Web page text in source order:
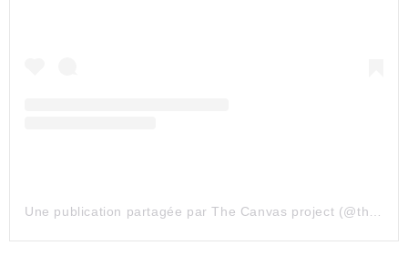
Une publication partagée par The Canvas project (@the_canvasproject)